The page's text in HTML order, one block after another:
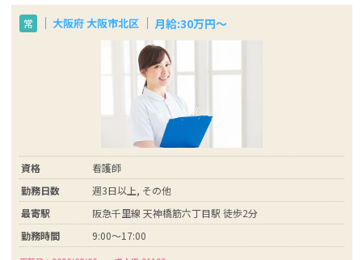
常 大阪府 大阪市北区 月給:30万円～
資格
看護師
勤務日数
週3日以上, その他
最寄駅
阪急千里線 天神橋筋六丁目駅 徒歩2分
勤務時間
9:00～17:00